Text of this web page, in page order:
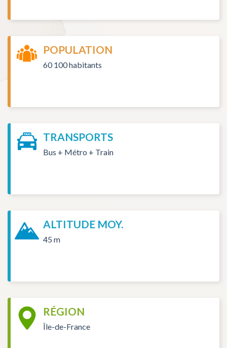
POPULATION
60 100 habitants
TRANSPORTS
Bus + Métro + Train
ALTITUDE MOY.
45 m
RÉGION
Île-de-France